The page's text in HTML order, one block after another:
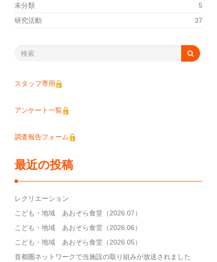
未分類
5
研究活動
37
スタッフ専用
アンケート一覧
調査報告フォーム
最近の投稿
レクリエーション
こども・地域 あおぞら食堂（2026.07）
こども・地域 あおぞら食堂（2026.06）
こども・地域 あおぞら食堂（2026.05）
首都圏ネットワークで当施設の取り組みが放送されました